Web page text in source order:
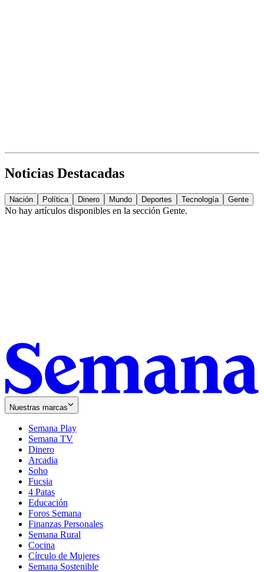
Noticias Destacadas
Nación Política Dinero Mundo Deportes Tecnología Gente
No hay artículos disponibles en la sección Gente.
Nuestras marcas
Semana Play
Semana TV
Dinero
Arcadia
Soho
in
new
window
Fucsia
in
new
window
4 Patas
Educación
Foros Semana
Finanzas Personales
Semana Rural
Cocina
Círculo de Mujeres
Semana Sostenible